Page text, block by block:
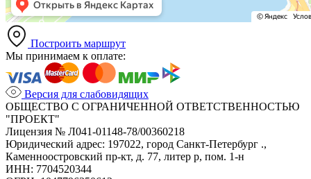
Построить маршрут
Мы принимаем к оплате:
Версия для слабовидящих
ОБЩЕСТВО С ОГРАНИЧЕННОЙ ОТВЕТСТВЕННОСТЬЮ
"ПРОЕКТ"
Лицензия № Л041-01148-78/00360218
Юридический адрес: 197022, город Санкт-Петербург .,
Каменноостровский пр-кт, д. 77, литер р, пом. 1-н
ИНН: 7704520344